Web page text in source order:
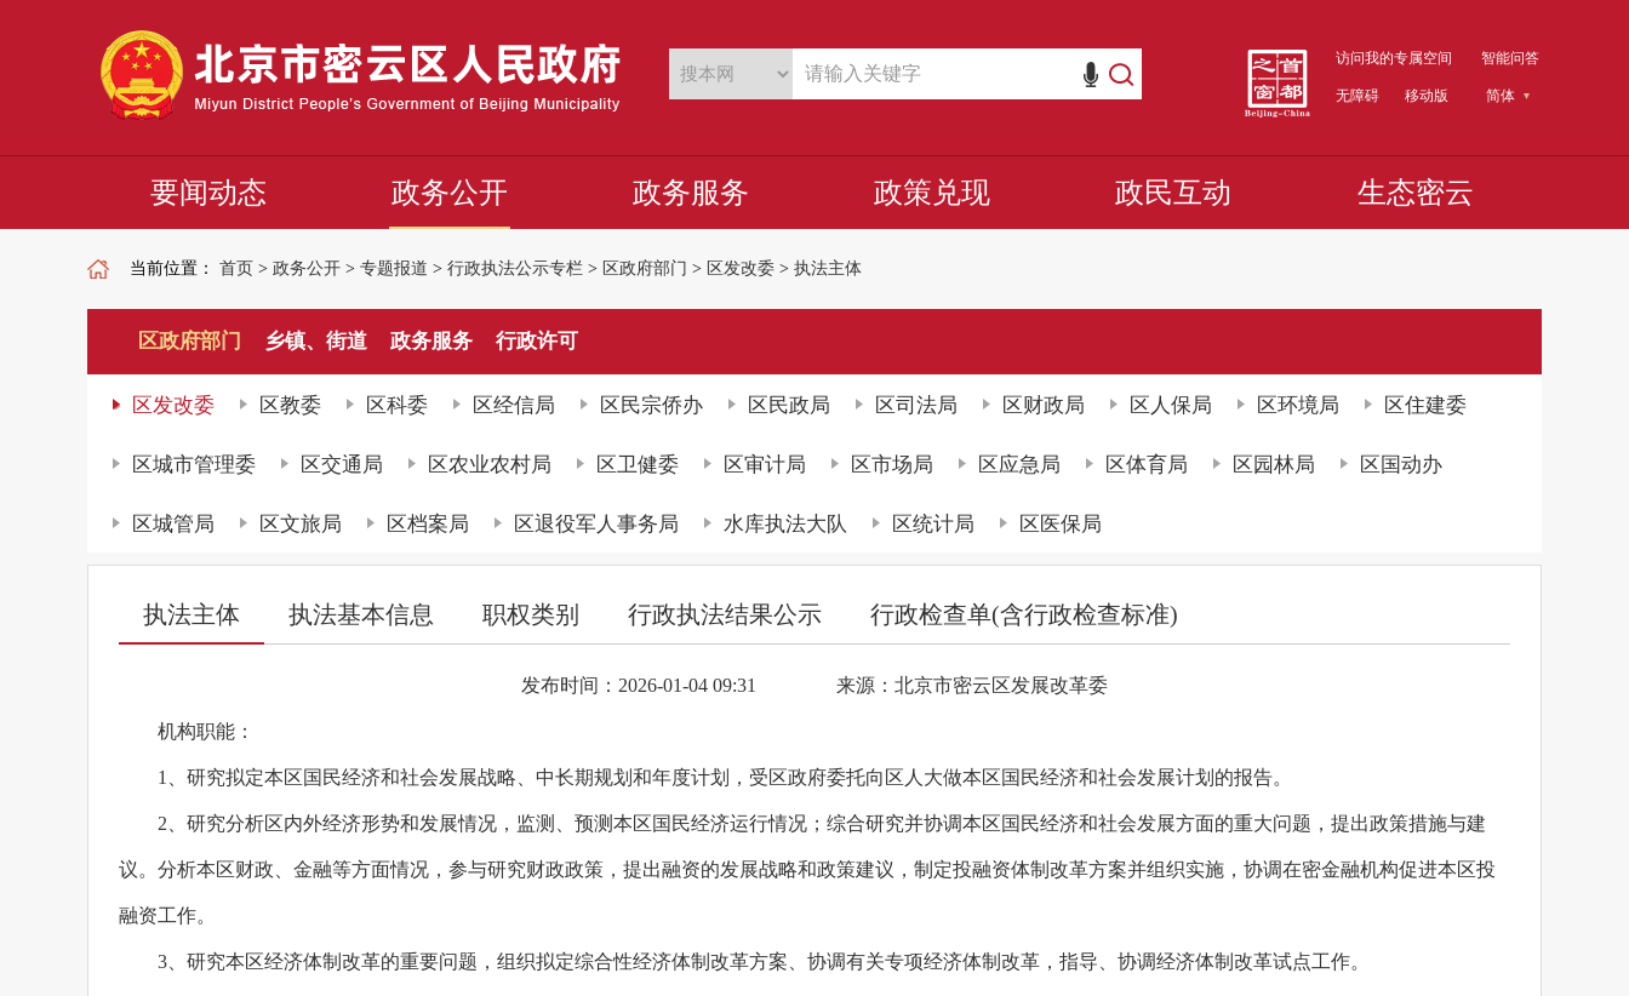
访问我的专属空间 智能问答
无障碍 移动版 简体
要闻动态 政务公开 政务服务 政策兑现 政民互动 生态密云
当前位置： 首页 > 政务公开 > 专题报道 > 行政执法公示专栏 > 区政府部门 > 区发改委 > 执法主体
区政府部门 乡镇、街道 政务服务 行政许可
区发改委 区教委 区科委 区经信局 区民宗侨办 区民政局 区司法局 区财政局 区人保局 区环境局 区住建委
区城市管理委 区交通局 区农业农村局 区卫健委 区审计局 区市场局 区应急局 区体育局 区园林局 区国动办
区城管局 区文旅局 区档案局 区退役军人事务局 水库执法大队 区统计局 区医保局
执法主体 执法基本信息 职权类别 行政执法结果公示 行政检查单(含行政检查标准)
发布时间：2026-01-04 09:31 来源：北京市密云区发展改革委
机构职能：
1、研究拟定本区国民经济和社会发展战略、中长期规划和年度计划，受区政府委托向区人大做本区国民经济和社会发展计划的报告。
2、研究分析区内外经济形势和发展情况，监测、预测本区国民经济运行情况；综合研究并协调本区国民经济和社会发展方面的重大问题，提出政策措施与建
议。分析本区财政、金融等方面情况，参与研究财政政策，提出融资的发展战略和政策建议，制定投融资体制改革方案并组织实施，协调在密金融机构促进本区投
融资工作。
3、研究本区经济体制改革的重要问题，组织拟定综合性经济体制改革方案、协调有关专项经济体制改革，指导、协调经济体制改革试点工作。